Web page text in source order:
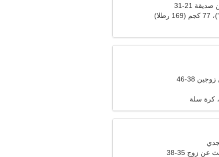
21-31
38-46
كرة سلة
زوج 35-38